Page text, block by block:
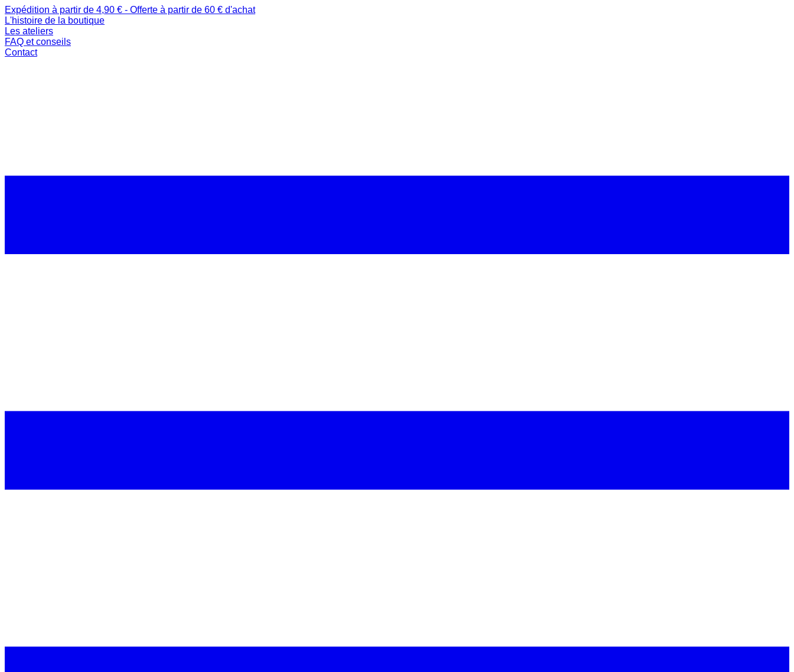
Expédition à partir de 4,90 € - Offerte à partir de 60 € d'achat
L'histoire de la boutique
Les ateliers
FAQ et conseils
Contact